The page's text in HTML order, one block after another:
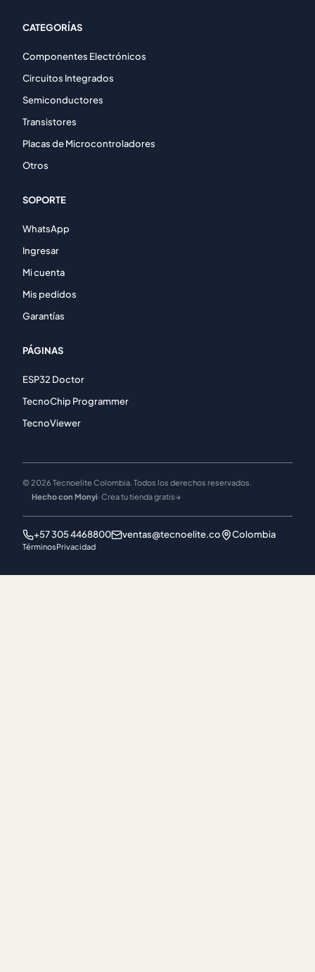
CATEGORÍAS
Componentes Electrónicos
Circuitos Integrados
Semiconductores
Transistores
Placas de Microcontroladores
Otros
SOPORTE
WhatsApp
Ingresar
Mi cuenta
Mis pedidos
Garantías
PÁGINAS
ESP32 Doctor
TecnoChip Programmer
TecnoViewer
© 2026 Tecnoelite Colombia. Todos los derechos reservados.
Hecho con Monyi· Crea tu tienda gratis→
+57 305 4468800 ventas@tecnoelite.co Colombia
TérminosPrivacidad